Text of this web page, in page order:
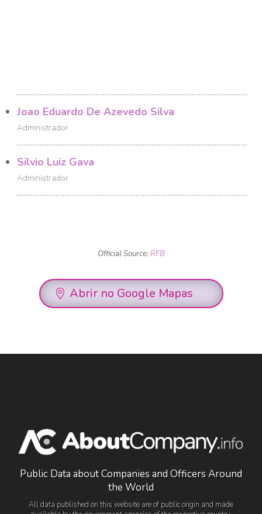
Joao Eduardo De Azevedo Silva
Administrador
Silvio Luiz Gava
Administrador
Official Source:RFB
Abrir no Google Mapas
Public Data about Companies and Officers Around
the World
All data published on this website are of public origin and made